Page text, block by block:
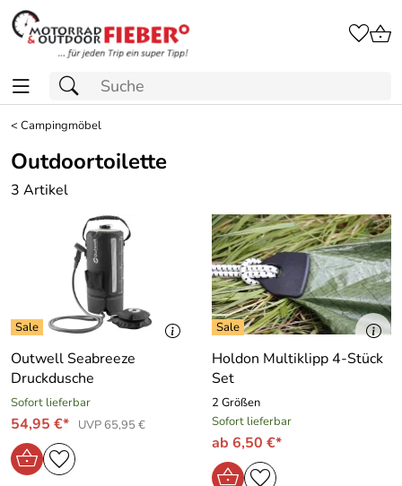
<Campingmöbel
Outdoortoilette
3 Artikel
Outwell Seabreeze
Druckdusche
Sofort lieferbar
54,95 €* UVP 65,95 €
Holdon Multiklipp 4-Stück
Set
2 Größen
Sofort lieferbar
ab 6,50 €*